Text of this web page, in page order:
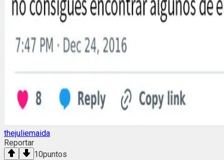
thejuliemaida
Reportar
10puntos